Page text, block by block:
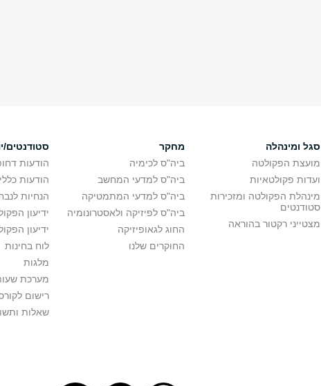
סגל ומינהלה
מועצת הפקולטה
ועדות פקולטאיות
מינהלת הפקולטה ומזכירות
סטודנטים
מצטייני רקטור בהוראה
מחקר
ביה"ס לכימיה
ביה"ס למדעי המחשב
ביה"ס למדעי המתמטיקה
ביה"ס לפיזיקה ולאסטרונומיה
החוג לגאופיזיקה
החוקרים שלנו
סטודנטים/
הודעות
הודעות
הנחיות
ידיעון
ידיעון
לוח בחינות
מלגות
מערכת
רישום
שאלות